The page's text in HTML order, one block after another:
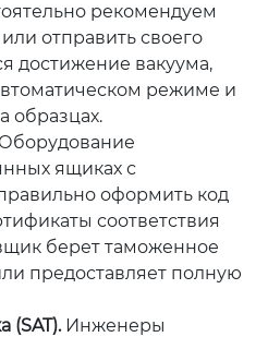
рекомендуем
отправить своего
достижение вакуума,
режиме и
образцах.
ящиках с
оформить код
соответствия
берет таможенное
предоставляет полную
(SAT).Инженеры